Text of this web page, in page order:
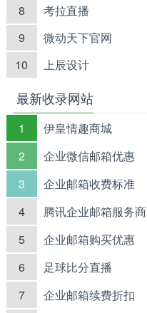
8
考拉直播
9
微动天下官网
10
上辰设计
最新收录网站
1
伊皇情趣商城
2
企业微信邮箱优惠
3
企业邮箱收费标准
4
腾讯企业邮箱服务商
5
企业邮箱购买优惠
6
足球比分直播
7
企业邮箱续费折扣